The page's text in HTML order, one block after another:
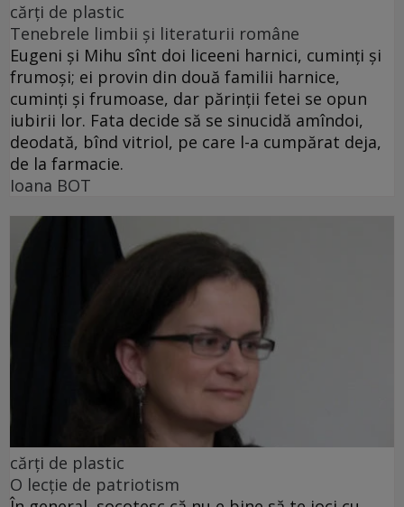
cărţi de plastic
Tenebrele limbii şi literaturii române
Eugeni şi Mihu sînt doi liceeni harnici, cuminţi şi
frumoşi; ei provin din două familii harnice,
cuminţi şi frumoase, dar părinţii fetei se opun
iubirii lor. Fata decide să se sinucidă amîndoi,
deodată, bînd vitriol, pe care l-a cumpărat deja,
de la farmacie.
Ioana BOT
cărţi de plastic
O lecţie de patriotism